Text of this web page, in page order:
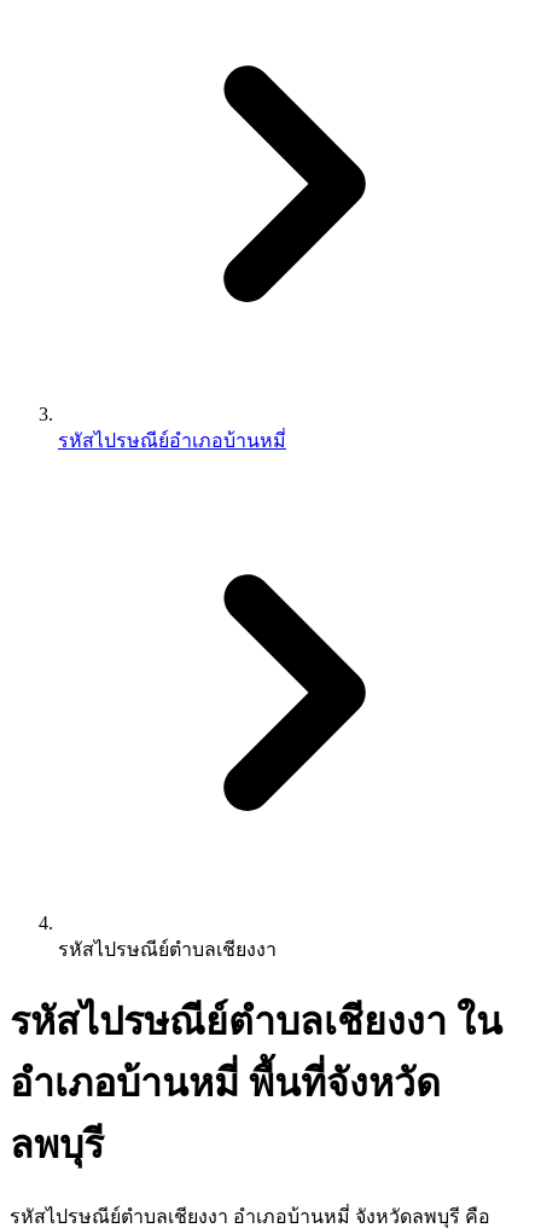
รหัสไปรษณีย์อำเภอบ้านหมี่
รหัสไปรษณีย์ตำบลเชียงงา
รหัสไปรษณีย์ตำบลเชียงงา ใน
อำเภอบ้านหมี่ พื้นที่จังหวัด
ลพบุรี
รหัสไปรษณีย์ตำบลเชียงงา อำเภอบ้านหมี่ จังหวัดลพบุรี คือ